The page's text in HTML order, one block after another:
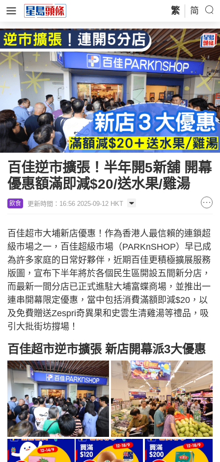
繁 简
百佳逆市擴張！半年開5新舖 開幕
優惠額滿即減$20/送水果/雞湯
飲食 更新時間：16:56 2025-09-12 HKT
百佳超市大埔新店優惠！作為香港人最信賴的連鎖超
級市場之一，百佳超級市場（PARKnSHOP）早已成
為許多家庭的日常好夥伴，近期百佳更積極擴展服務
版圖，宣布下半年將於各個民生區開設五間新分店，
而最新一間分店已正式進駐大埔富蝶商場，並推出一
連串開幕限定優惠，當中包括消費滿額即減$20，以
及免費贈送Zespri奇異果和史雲生清雞湯等禮品，吸
引大批街坊撐場！
百佳超市逆市擴張 新店開幕派3大優惠